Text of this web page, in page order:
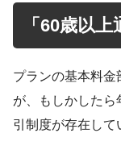
「60歳以
プランの基本料金
が、もしかしたら
引制度が存在して